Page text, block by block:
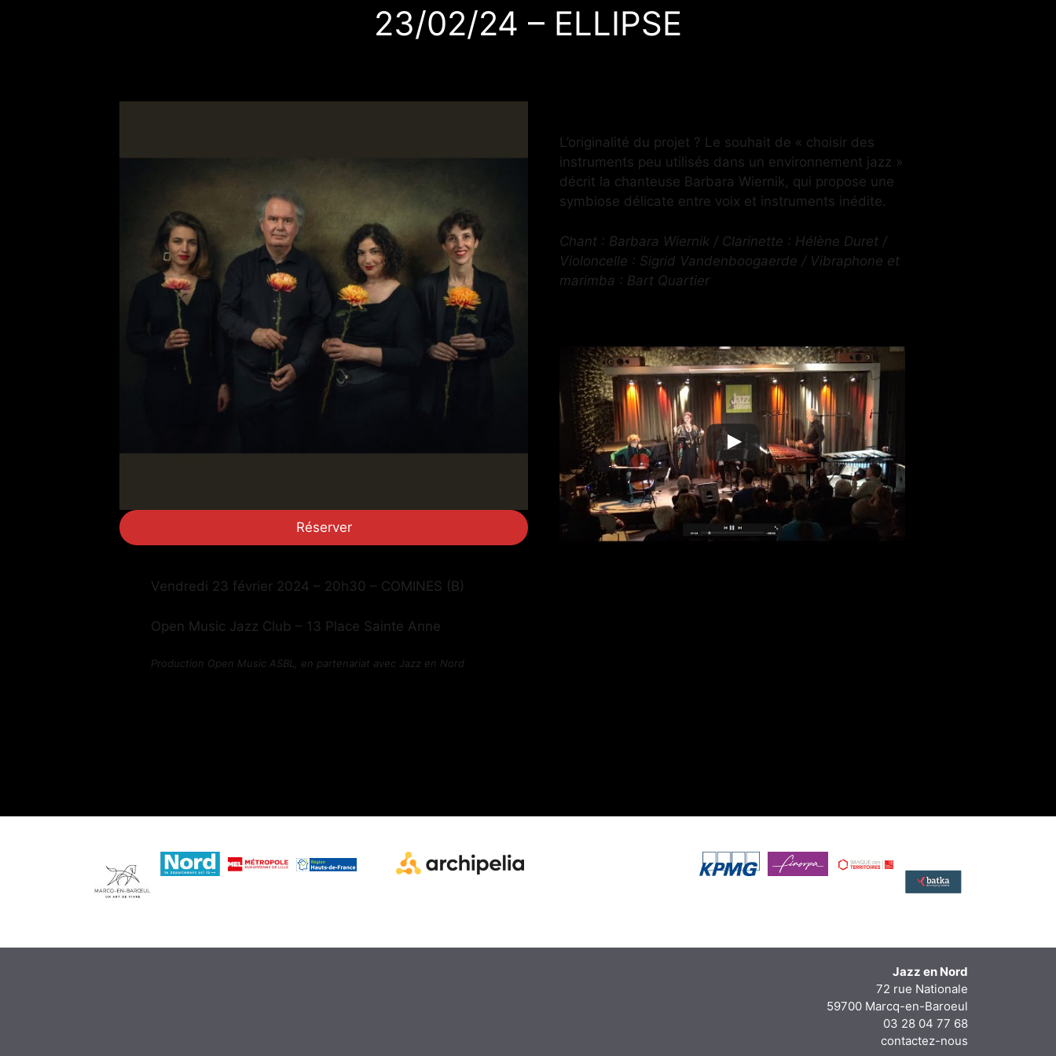
23/02/24 – ELLIPSE
Réserver
Vendredi 23 février 2024 – 20h30 – COMINES (B)
Open Music Jazz Club – 13 Place Sainte Anne
Production Open Music ASBL, en partenariat avec Jazz en Nord
L’originalité du projet ? Le souhait de « choisir des
instruments peu utilisés dans un environnement jazz »
décrit la chanteuse Barbara Wiernik, qui propose une
symbiose délicate entre voix et instruments inédite.
Chant : Barbara Wiernik / Clarinette : Hélène Duret /
Violoncelle : Sigrid Vandenboogaerde / Vibraphone et
marimba : Bart Quartier
Jazz en Nord
72 rue Nationale
59700 Marcq-en-Baroeul
03 28 04 77 68
contactez-nous